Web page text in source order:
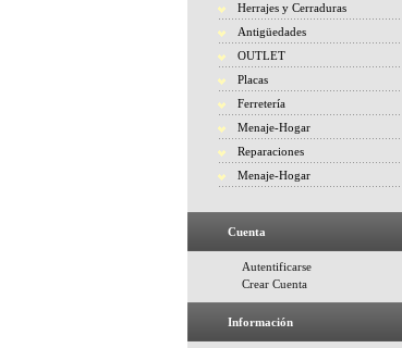
Herrajes y Cerraduras
Antigüedades
OUTLET
Placas
Ferretería
Menaje-Hogar
Reparaciones
Menaje-Hogar
Cuenta
Autentificarse
Crear Cuenta
Información